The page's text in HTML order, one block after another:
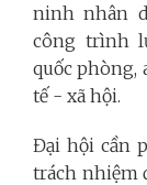
ninh nhân
công trình
quốc
tế - xã hội.
Đại hội cần
trách nhiệm